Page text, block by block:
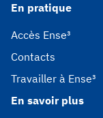
En pratique
Accès Ense³
Contacts
Travailler à Ense³
En savoir plus